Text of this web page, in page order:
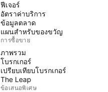
ฟีเจอร์
อัตราค่าบริการ
ข้อมูลตลาด
แผนสำหรับของขวัญ
การซื้อขาย
ภาพรวม
โบรกเกอร์
เปรียบเทียบโบรกเกอร์
The Leap
ข้อเสนอพิเศษ